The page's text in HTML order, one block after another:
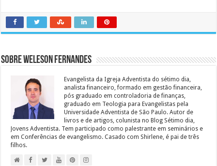
Sobre Weleson Fernandes
Evangelista da Igreja Adventista do sétimo dia,
analista financeiro, formado em gestão financeira,
pós graduado em controladoria de finanças,
graduado em Teologia para Evangelistas pela
Universidade Adventista de São Paulo. Autor de
livros e de artigos, colunista no Blog Sétimo dia,
Jovens Adventista. Tem participado como palestrante em seminários e
em Conferências de evangelismo. Casado com Shirlene, é pai de três
filhos.